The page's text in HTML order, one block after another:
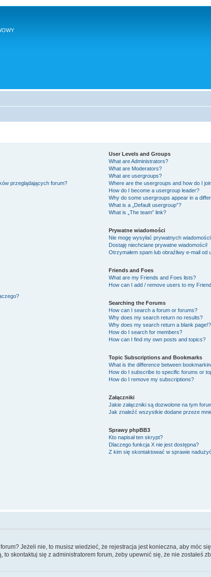
przeglądających forum?
User Levels and Groups
What are Administrators?
What are Moderators?
What are usergroups?
Where are the usergroups and how do I
How do I become a usergroup leader?
Why do some usergroups appear in a
What is a „Default usergroup”?
What is „The team” link?
Prywatne wiadomości
Nie mogę wysyłać prywatnych wiadomości!
Dostaję niechciane prywatne wiadomości!
Otrzymałem spam lub obraźliwy e-mail od
Friends and Foes
What are my Friends and Foes lists?
How can I add / remove users to my
Searching the Forums
How can I search a forum or forums?
Why does my search return no results?
Why does my search return a blank page!?
How do I search for members?
How can I find my own posts and topics?
Topic Subscriptions and Bookmarks
What is the difference between
How do I subscribe to specific forums or
How do I remove my subscriptions?
Załączniki
Jakie załączniki są dozwolone na tym
Jak znaleźć wszystkie dodane przeze
Sprawy phpBB3
Kto napisał ten skrypt?
Dlaczego funkcja X nie jest dostępna?
Z kim się skontaktować w sprawie
Jeżeli nie, to musisz wiedzieć, że rejestracja jest konieczna, aby móc
skontaktuj się z administratorem forum, żeby upewnić się, że nie zostałeś